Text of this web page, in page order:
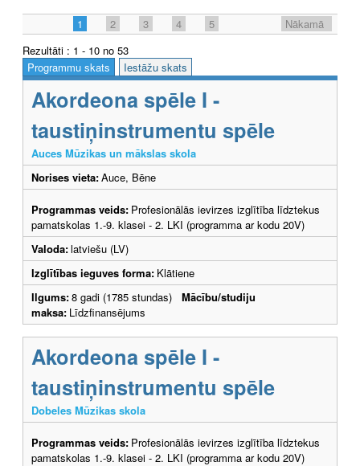
1 2 3 4 5
Nākamā
Rezultāti : 1 - 10 no 53
Programmu skats
Iestāžu skats
Akordeona spēle I -
taustiņinstrumentu spēle
Auces Mūzikas un mākslas skola
Norises vieta:Auce, Bēne
Programmas veids: Profesionālās ievirzes izglītība līdztekus
pamatskolas 1.-9. klasei - 2. LKI (programma ar kodu 20V)
Valoda:latviešu (LV)
Izglītības ieguves forma: Klātiene
Ilgums:8 gadi (1785 stundas) Mācību/studiju
maksa: Līdzfinansējums
Akordeona spēle I -
taustiņinstrumentu spēle
Dobeles Mūzikas skola
Programmas veids: Profesionālās ievirzes izglītība līdztekus
pamatskolas 1.-9. klasei - 2. LKI (programma ar kodu 20V)